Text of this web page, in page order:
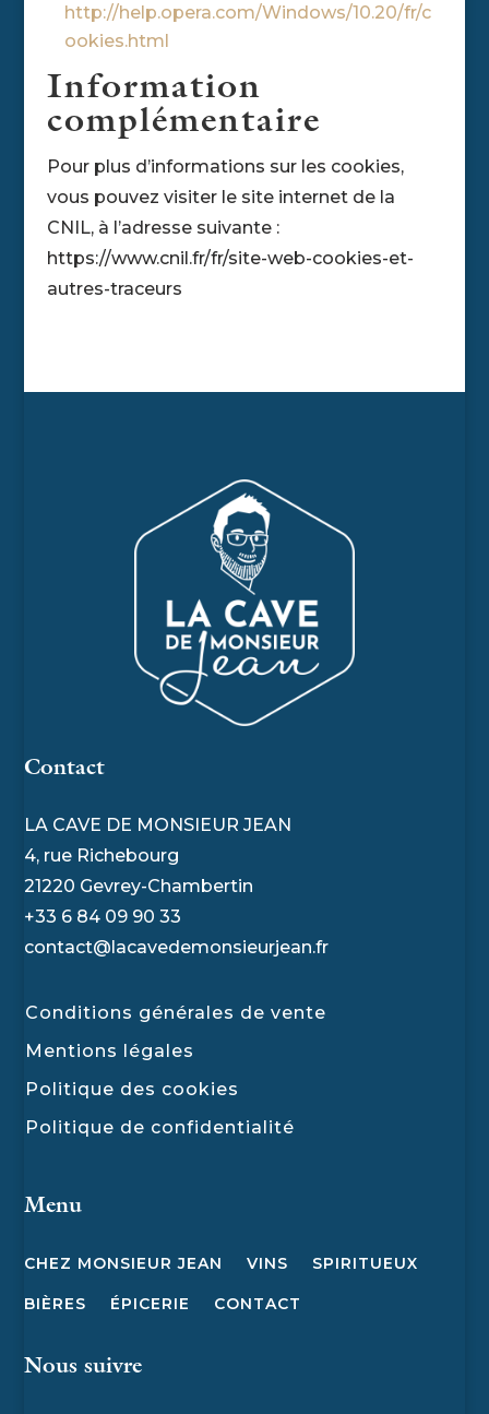
http://help.opera.com/Windows/10.20/fr/c
ookies.html
Information
complémentaire
Pour plus d’informations sur les cookies,
vous pouvez visiter le site internet de la
CNIL, à l’adresse suivante :
https://www.cnil.fr/fr/site-web-cookies-et-
autres-traceurs
Contact
LA CAVE DE MONSIEUR JEAN
4, rue Richebourg
21220 Gevrey-Chambertin
+33 6 84 09 90 33
contact@lacavedemonsieurjean.fr
Conditions générales de vente
Mentions légales
Politique des cookies
Politique de confidentialité
Menu
CHEZ MONSIEUR JEAN VINS SPIRITUEUX
BIÈRES ÉPICERIE CONTACT
Nous suivre